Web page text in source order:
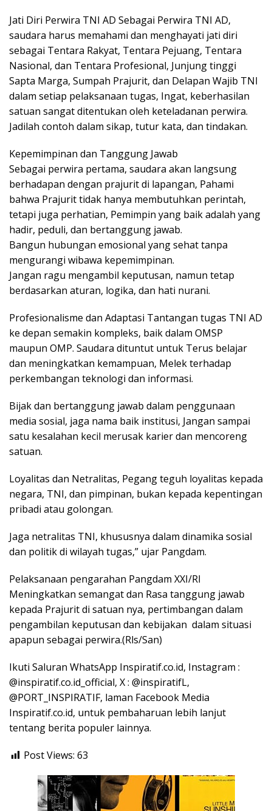
Jati Diri Perwira TNI AD Sebagai Perwira TNI AD,
saudara harus memahami dan menghayati jati diri
sebagai Tentara Rakyat, Tentara Pejuang, Tentara
Nasional, dan Tentara Profesional, Junjung tinggi
Sapta Marga, Sumpah Prajurit, dan Delapan Wajib TNI
dalam setiap pelaksanaan tugas, Ingat, keberhasilan
satuan sangat ditentukan oleh keteladanan perwira.
Jadilah contoh dalam sikap, tutur kata, dan tindakan.
Kepemimpinan dan Tanggung Jawab
Sebagai perwira pertama, saudara akan langsung
berhadapan dengan prajurit di lapangan, Pahami
bahwa Prajurit tidak hanya membutuhkan perintah,
tetapi juga perhatian, Pemimpin yang baik adalah yang
hadir, peduli, dan bertanggung jawab.
Bangun hubungan emosional yang sehat tanpa
mengurangi wibawa kepemimpinan.
Jangan ragu mengambil keputusan, namun tetap
berdasarkan aturan, logika, dan hati nurani.
Profesionalisme dan Adaptasi Tantangan tugas TNI AD
ke depan semakin kompleks, baik dalam OMSP
maupun OMP. Saudara dituntut untuk Terus belajar
dan meningkatkan kemampuan, Melek terhadap
perkembangan teknologi dan informasi.
Bijak dan bertanggung jawab dalam penggunaan
media sosial, jaga nama baik institusi, Jangan sampai
satu kesalahan kecil merusak karier dan mencoreng
satuan.
Loyalitas dan Netralitas, Pegang teguh loyalitas kepada
negara, TNI, dan pimpinan, bukan kepada kepentingan
pribadi atau golongan.
Jaga netralitas TNI, khususnya dalam dinamika sosial
dan politik di wilayah tugas,” ujar Pangdam.
Pelaksanaan pengarahan Pangdam XXI/RI
Meningkatkan semangat dan Rasa tanggung jawab
kepada Prajurit di satuan nya, pertimbangan dalam
pengambilan keputusan dan kebijakan dalam situasi
apapun sebagai perwira.(Rls/San)
Ikuti Saluran WhatsApp Inspiratif.co.id, Instagram :
@inspiratif.co.id_official, X : @inspiratifL,
@PORT_INSPIRATIF, laman Facebook Media
Inspiratif.co.id, untuk pembaharuan lebih lanjut
tentang berita populer lainnya.
Post Views: 63